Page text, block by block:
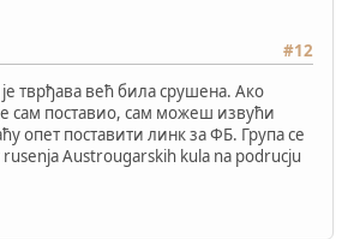
#12
тврђава већ била срушена. Ако
сам поставио, сам можеш извући
опет поставити линк за ФБ. Група се
Austrougarskih kula na podrucju